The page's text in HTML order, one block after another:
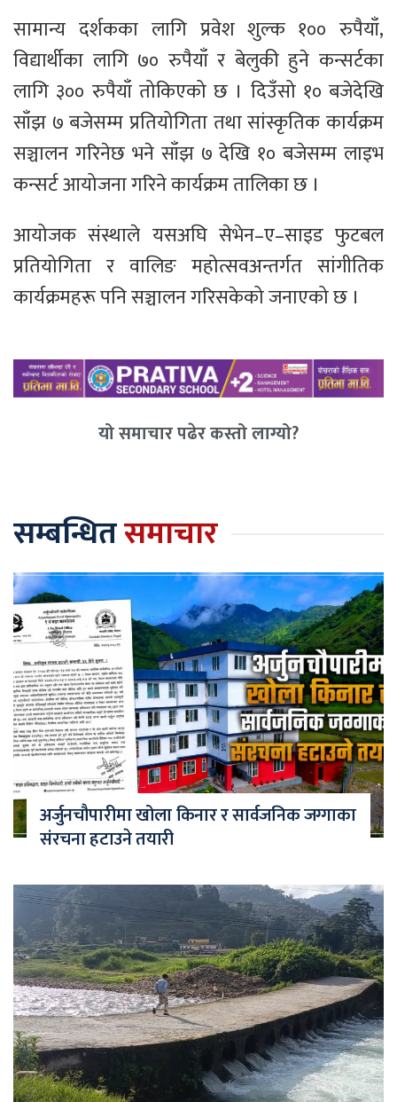
सामान्य दर्शकका लागि प्रवेश शुल्क १०० रुपैयाँ,
विद्यार्थीका लागि ७० रुपैयाँ र बेलुकी हुने कन्सर्टका
लागि ३०० रुपैयाँ तोकिएको छ । दिउँसो १० बजेदेखि
साँझ ७ बजेसम्म प्रतियोगिता तथा सांस्कृतिक कार्यक्रम
सञ्चालन गरिनेछ भने साँझ ७ देखि १० बजेसम्म लाइभ
कन्सर्ट आयोजना गरिने कार्यक्रम तालिका छ ।
आयोजक संस्थाले यसअघि सेभेन–ए–साइड फुटबल
प्रतियोगिता र वालिङ महोत्सवअन्तर्गत सांगीतिक
कार्यक्रमहरू पनि सञ्चालन गरिसकेको जनाएको छ ।
यो समाचार पढेर कस्तो लाग्यो?
सम्बन्धितसमाचार
अर्जुनचौपारीमा खोला किनार र सार्वजनिक जग्गाका
संरचना हटाउने तयारी